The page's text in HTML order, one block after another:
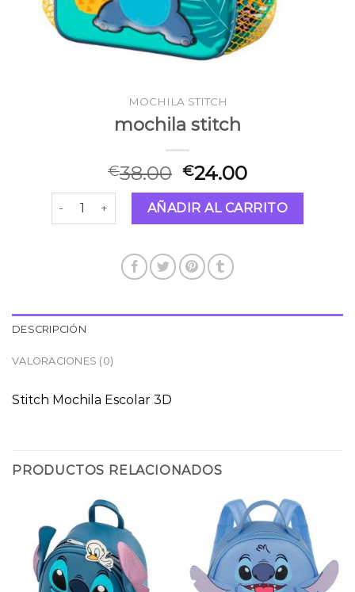
MOCHILA STITCH
mochila stitch
€38.00 €24.00
mochila stitch cantidadAÑADIR AL CARRITO
DESCRIPCIÓN
VALORACIONES (0)
Stitch Mochila Escolar 3D
PRODUCTOS RELACIONADOS